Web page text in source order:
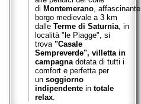
di Montemerano, affascinante
borgo medievale a 3 km
dalle Terme di Saturnia, in
località "le Piagge", si
trova "Casale
Sempreverde", villetta in
campagna dotata di tutti i
comfort e perfetta per
un soggiorno
indipendente in totale
relax.